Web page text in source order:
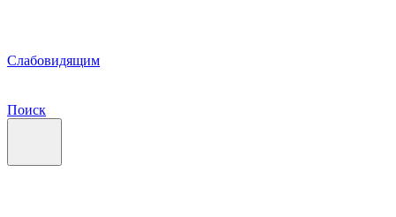
Слабовидящим
Поиск